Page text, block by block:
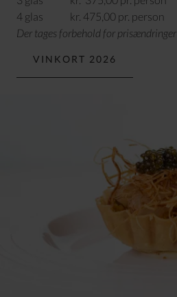
4 glas kr. 475,00 pr. person
Der tages forbehold for prisændringer
VINKORT 2026